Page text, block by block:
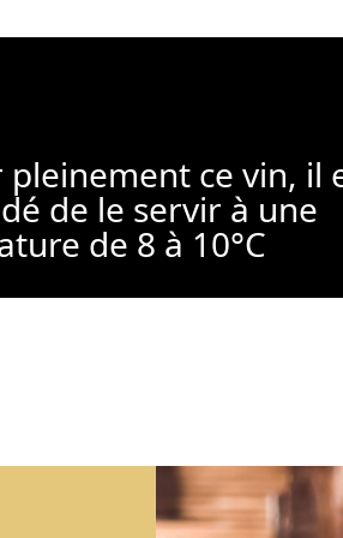
ce vin, il
de le servir à une
de 8 à 10°C